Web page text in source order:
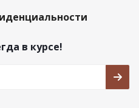
в курсе!